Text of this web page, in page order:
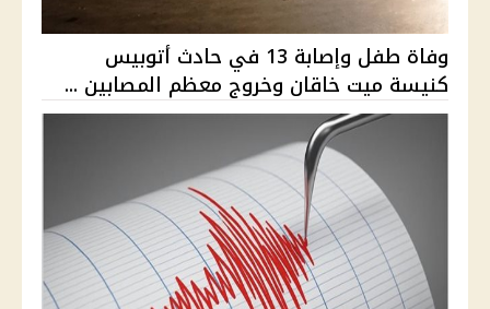
وفاة طفل وإصابة 13 في حادث أتوبيس
كنيسة ميت خاقان وخروج معظم المصابين ...